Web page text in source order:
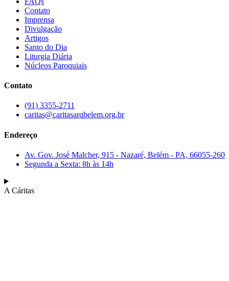
Contato
Imprensa
Divulgação
Artigos
Santo do Dia
Liturgia Diária
Núcleos Paroquiais
Contato
(91) 3355-2711
caritas@caritasarqbelem.org.br
Endereço
Av. Gov. José Malcher, 915 - Nazaré, Belém - PA, 66055-260
Segunda a Sexta: 8h às 14h
A Cáritas